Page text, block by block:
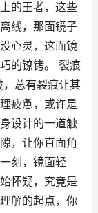
的王者，这些
线，那面镜子
心灵，这面镜
的镣铐。 裂痕
总有裂痕让其
疲惫，或许是
设计的一道触
，让你直面角
刻，镜面轻
怀疑，究竟是
解的起点，你